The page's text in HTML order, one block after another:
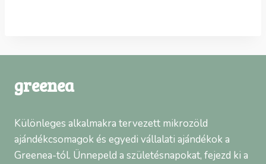
greenea
Különleges alkalmakra tervezett mikrozöld
ajándékcsomagok és egyedi vállalati ajándékok a
Greenea-tól. Ünnepeld a születésnapokat, fejezd ki a